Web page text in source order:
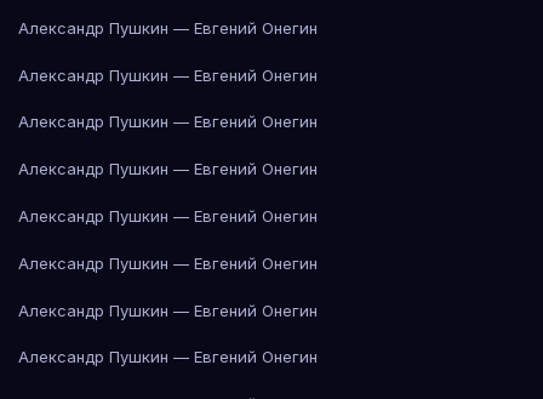
Александр Пушкин — Евгений Онегин
Александр Пушкин — Евгений Онегин
Александр Пушкин — Евгений Онегин
Александр Пушкин — Евгений Онегин
Александр Пушкин — Евгений Онегин
Александр Пушкин — Евгений Онегин
Александр Пушкин — Евгений Онегин
Александр Пушкин — Евгений Онегин